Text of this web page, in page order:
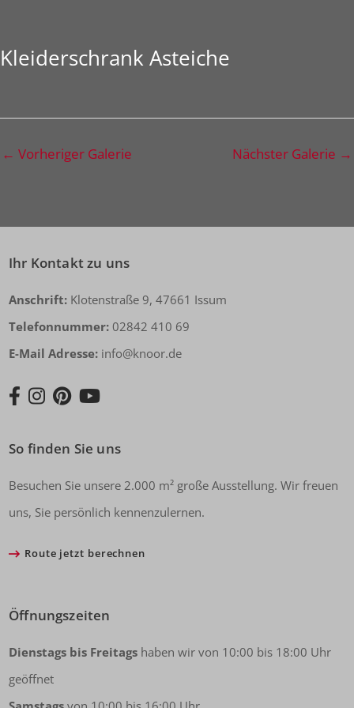
Kleiderschrank Asteiche
← Vorheriger Galerie Nächster Galerie →
Ihr Kontakt zu uns
Anschrift: Klotenstraße 9, 47661 Issum
Telefonnummer: 02842 410 69
E-Mail Adresse: info@knoor.de
So finden Sie uns
Besuchen Sie unsere 2.000 m² große Ausstellung. Wir freuen
uns, Sie persönlich kennenzulernen.
Route jetzt berechnen
Öffnungszeiten
Dienstags bis Freitags haben wir von 10:00 bis 18:00 Uhr
geöffnet